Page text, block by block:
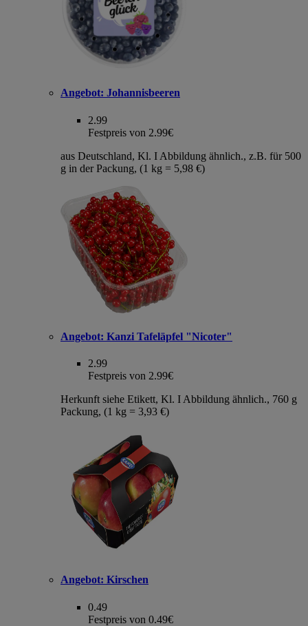
Angebot: Johannisbeeren
2.99
Festpreis von 2.99€
aus Deutschland, Kl. I Abbildung ähnlich., z.B. für 500
g in der Packung, (1 kg = 5,98 €)
Angebot: Kanzi Tafeläpfel "Nicoter"
2.99
Festpreis von 2.99€
Herkunft siehe Etikett, Kl. I Abbildung ähnlich., 760 g
Packung, (1 kg = 3,93 €)
Angebot: Kirschen
0.49
Festpreis von 0.49€